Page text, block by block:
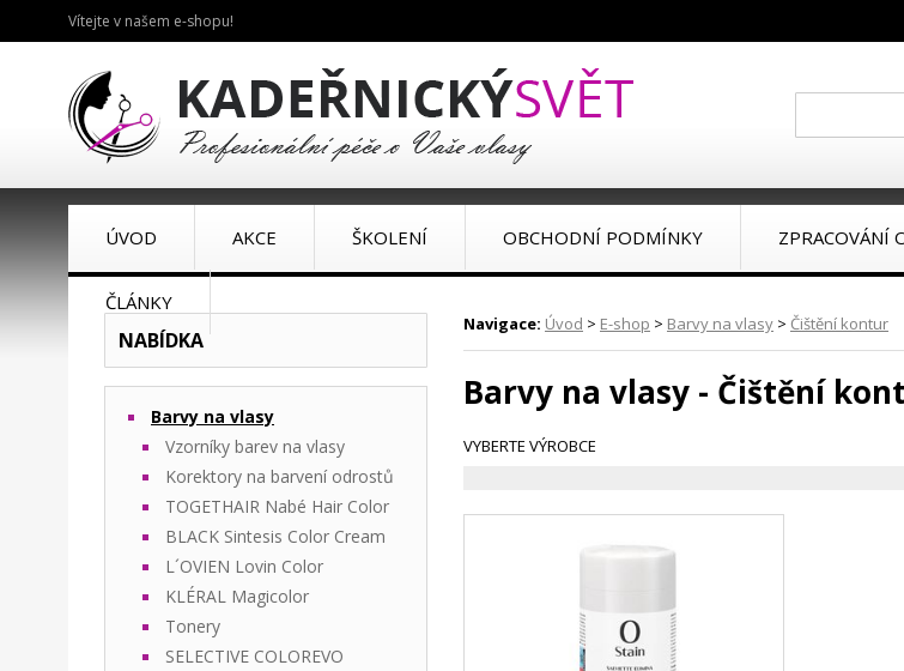
Vítejte v našem e-shopu!
ÚVOD AKCE ŠKOLENÍ OBCHODNÍ PODMÍNKY ZPRACOVÁNÍ
ČLÁNKY
NABÍDKA
Barvy na vlasy
Vzorníky barev na vlasy
Korektory na barvení odrostů
TOGETHAIR Nabé Hair Color
BLACK Sintesis Color Cream
L´OVIEN Lovin Color
KLÉRAL Magicolor
Tonery
SELECTIVE COLOREVO
Navigace: Úvod > E-shop > Barvy na vlasy > Čištění kontur
Barvy na vlasy - Čištění
VYBERTE VÝROBCE